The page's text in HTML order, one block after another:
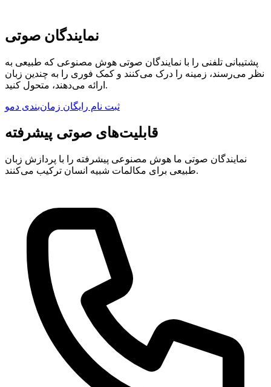
نمایندگان صوتی
پشتیبانی تلفنی را با نمایندگان صوتی هوش مصنوعی که طبیعی به
نظر می‌رسند، زمینه را درک می‌کنند و کمک فوری را به چندین زبان
ارائه می‌دهند، متحول کنید.
ثبت نام رایگان زمان‌بندی دمو
قابلیت‌های صوتی پیشرفته
نمایندگان صوتی ما هوش مصنوعی پیشرفته را با پردازش زبان
طبیعی برای مکالمات شبیه انسان ترکیب می‌کنند.